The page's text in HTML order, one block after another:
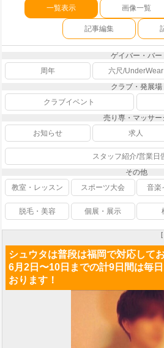
一覧表示 画像一覧
記事編集
ゲイバー・バー
周年
六尺/UnderWear
クラブ・発展場
クラブイベント
売り専・マッサー
お知らせ
求人
スタッフ紹介/営業日
その他
教室・レッスン
スポーツ大会 音楽
脱毛・美容 個展・展示
シュウタは普段は福岡で対応して
6月2日〜10日までの計9日間は毎
おります！